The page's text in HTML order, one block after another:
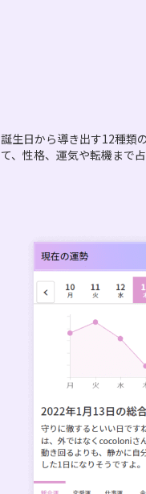
誕生日から導き出す12種類
て、性格、運気や転機まで